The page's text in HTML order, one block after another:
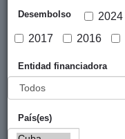
Desembolso 2024
2017
2016
Entidad financiadora
País(es)